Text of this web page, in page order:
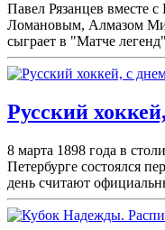
Павел Рязанцев вместе
Ломановым, Алмазом
сыграет в "Матче
Русский
8 марта 1898 года в
Петербурге состоялся
день считают